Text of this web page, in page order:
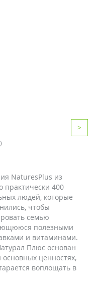
>
NaturesPlus из
практически 400
людей, которые
чтобы
семью
полезными
и витаминами.
Плюс основан
основных ценностях,
воплощать в